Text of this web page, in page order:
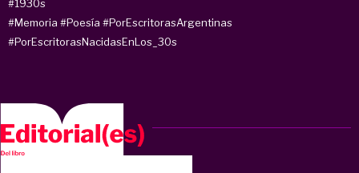
#1930s
#Memoria #Poesía #PorEscritorasArgentinas
#PorEscritorasNacidasEnLos_30s